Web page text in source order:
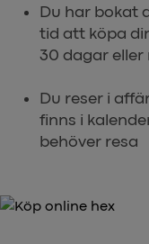
Du har bokat
tid att köpa
30 dagar eller
Du reser i
finns i
behöver resa